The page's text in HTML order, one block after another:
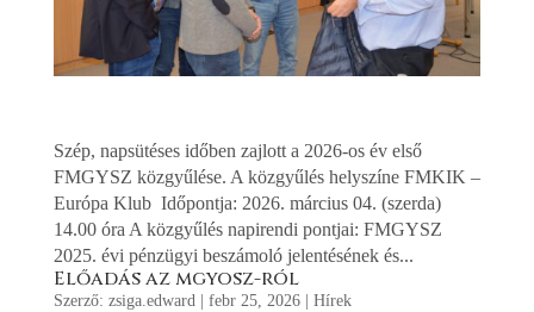
Előadás az mgyosz-ról
Szerző: zsiga.edward| febr 25, 2026| Hírek
Szép, napsütéses időben zajlott a 2026-os év első
FMGYSZ közgyűlése. A közgyűlés helyszíne FMKIK –
Európa Klub Időpontja: 2026. március 04. (szerda)
14.00 óra A közgyűlés napirendi pontjai: FMGYSZ
2025. évi pénzügyi beszámoló jelentésének és...